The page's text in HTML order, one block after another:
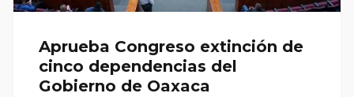
Aprueba Congreso extinción de
cinco dependencias del
Gobierno de Oaxaca